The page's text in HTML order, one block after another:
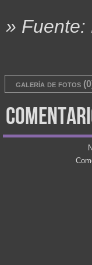
» Fuente:
galería de fotos